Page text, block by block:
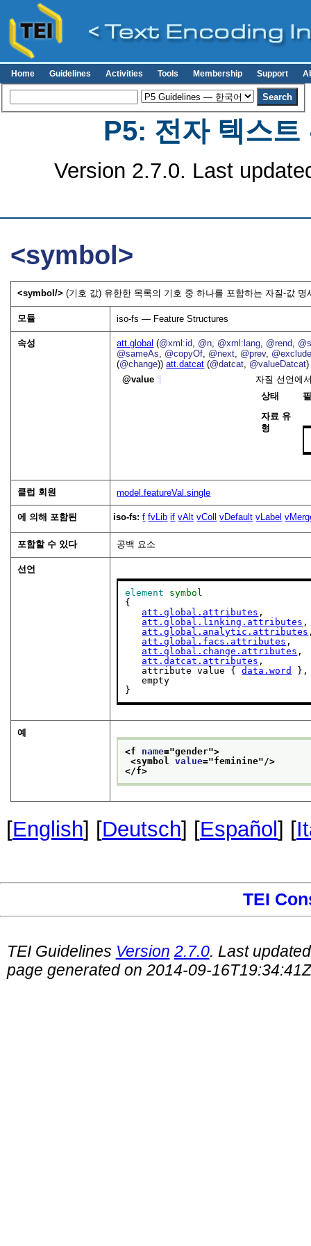
Home Guidelines Activities Tools Membership Support
P5: 전자 텍스트
Version 2.7.0. Last
<symbol>
<symbol >(기호 값) 유한한 목록의 기호 중 하나를 포함하는 자질-값
모듈 iso-fs — Feature Structures
속성 att.global (@xml:id, @n, @xml:lang, @rend,
@sameAs, @copyOf, @next, @prev,
(@change))att.datcat (@datcat, @valueDatcat)
value ¶
자질 선언에
상태
자료 유
형
클럽 회원 model.featureVal.single
에 의해 포함된 iso-fs:f fvLib if vAlt vColl vDefault vLabel
포함할 수 있다 공백 요소
선언
element
symbol
{
att.global.attributes ,
att.global.linking.attributes ,
att.global.analytic.attributes
att.global.facs.attributes ,
att.global.change.attributes ,
att.datcat.attributes ,
   attribute value {
data.word
},
   empty
}
예
<f name="gender">
<symbol value="feminine"/>
</f>
[English] [Deutsch] [Español ] [
TEI
TEI Guidelines Version 2.7.0. Last
page generated on 2014-09-16T19:34:41Z